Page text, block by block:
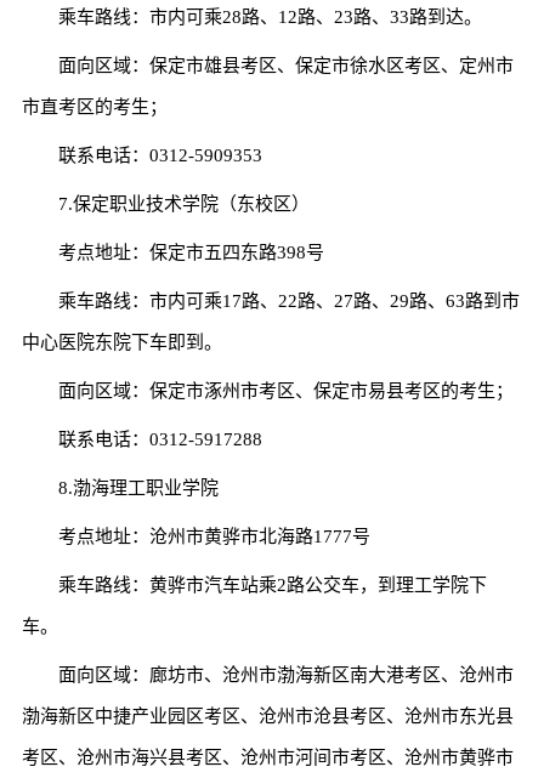
乘车路线：市内可乘28路、12路、23路、33路到达。
面向区域：保定市雄县考区、保定市徐水区考区、定州市
市直考区的考生；
联系电话：0312-5909353
7.保定职业技术学院（东校区）
考点地址：保定市五四东路398号
乘车路线：市内可乘17路、22路、27路、29路、63路到市
中心医院东院下车即到。
面向区域：保定市涿州市考区、保定市易县考区的考生；
联系电话：0312-5917288
8.渤海理工职业学院
考点地址：沧州市黄骅市北海路1777号
乘车路线：黄骅市汽车站乘2路公交车，到理工学院下
车。
面向区域：廊坊市、沧州市渤海新区南大港考区、沧州市
渤海新区中捷产业园区考区、沧州市沧县考区、沧州市东光县
考区、沧州市海兴县考区、沧州市河间市考区、沧州市黄骅市